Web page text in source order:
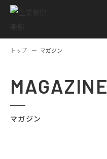
トップ マガジン
MAGAZINE
マガジン